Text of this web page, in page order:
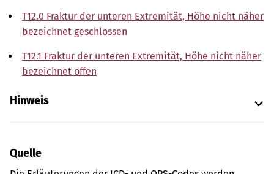
T12.0 Fraktur der unteren Extremität, Höhe nicht näher
bezeichnet geschlossen
T12.1 Fraktur der unteren Extremität, Höhe nicht näher
bezeichnet offen
Hinweis
Quelle